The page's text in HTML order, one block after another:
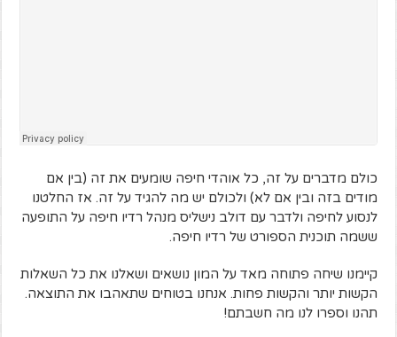
כולם מדברים על זה, כל אוהדי חיפה שומעים את זה (בין אם
מודים בזה ובין אם לא) ולכולם יש מה להגיד על זה. אז החלטנו
לנסוע לחיפה ולדבר עם דולב נישליס מנהל רדיו חיפה על התופעה
ששמה תוכנית הספורט של רדיו חיפה.
קיימנו שיחה פתוחה מאד על המון נושאים ושאלנו את כל השאלות
הקשות יותר והקשות פחות. אנחנו בטוחים שתאהבו את התוצאה.
תהנו וספרו לנו מה חשבתם!